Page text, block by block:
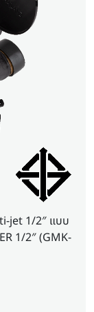
jet 1/2″ แบบ
1/2″ (GMK-